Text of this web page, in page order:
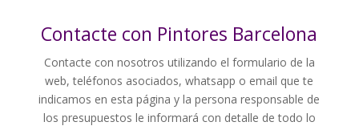
Contacte con Pintores Barcelona
Contacte con nosotros utilizando el formulario de la
web, teléfonos asociados, whatsapp o email que te
indicamos en esta página y la persona responsable de
los presupuestos le informará con detalle de todo lo